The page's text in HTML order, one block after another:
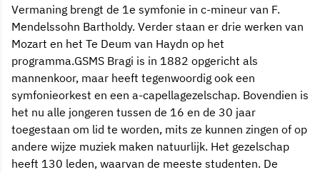
Vermaning brengt de 1e symfonie in c-mineur van F.
Mendelssohn Bartholdy. Verder staan er drie werken van
Mozart en het Te Deum van Haydn op het
programma.GSMS Bragi is in 1882 opgericht als
mannenkoor, maar heeft tegenwoordig ook een
symfonieorkest en een a-capellagezelschap. Bovendien is
het nu alle jongeren tussen de 16 en de 30 jaar
toegestaan om lid te worden, mits ze kunnen zingen of op
andere wijze muziek maken natuurlijk. Het gezelschap
heeft 130 leden, waarvan de meeste studenten. De